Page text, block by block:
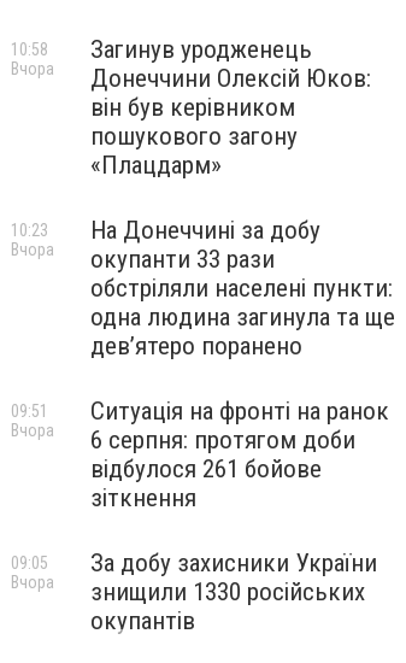
Загинув уродженець
Донеччини Олексій Юков:
він був керівником
пошукового загону
«Плацдарм»
10:58
Вчора
На Донеччині за добу
окупанти 33 рази
обстріляли населені пункти:
одна людина загинула та ще
девʼятеро поранено
10:23
Вчора
Ситуація на фронті на ранок
6 серпня: протягом доби
відбулося 261 бойове
зіткнення
09:51
Вчора
За добу захисники України
знищили 1330 російських
окупантів
09:05
Вчора